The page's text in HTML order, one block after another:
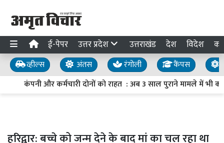
ई-पेपर उत्तर प्रदेश उत्तराखंड देश विदेश
व्हील्स अंतस रंगोली कैंपस
कंपनी और कर्मचारी दोनों को राहत : अब 3 साल पुराने मामले में भी
हरिद्वार: बच्चे को जन्म देने के बाद मां का चल रहा था